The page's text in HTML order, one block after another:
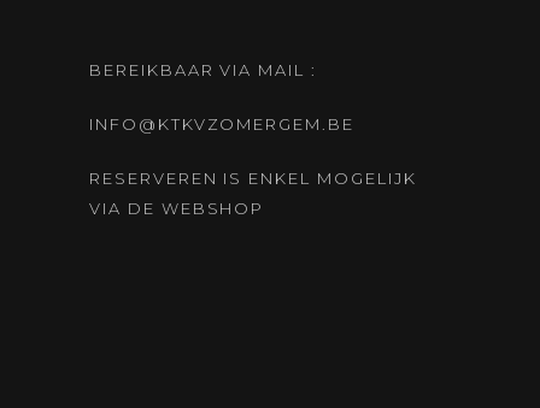
BEREIKBAAR VIA MAIL :
INFO@KTKVZOMERGEM.BE
RESERVEREN IS ENKEL MOGELIJK
VIA DE WEBSHOP